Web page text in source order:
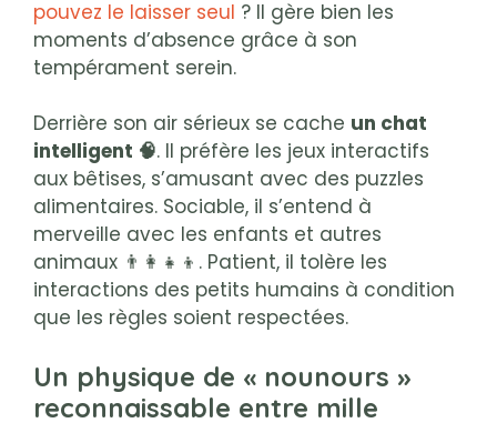
pouvez le laisser seul ? Il gère bien les
moments d’absence grâce à son
tempérament serein.
Derrière son air sérieux se cache un chat
intelligent 🧠. Il préfère les jeux interactifs
aux bêtises, s’amusant avec des puzzles
alimentaires. Sociable, il s’entend à
merveille avec les enfants et autres
animaux 👨‍👩‍👧‍👦. Patient, il tolère les
interactions des petits humains à condition
que les règles soient respectées.
Un physique de « nounours »
reconnaissable entre mille